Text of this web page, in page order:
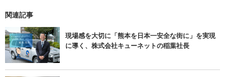
関連記事
現場感を大切に「熊本を日本一安全な街に」を実現
に導く、株式会社キューネットの稲葉社長